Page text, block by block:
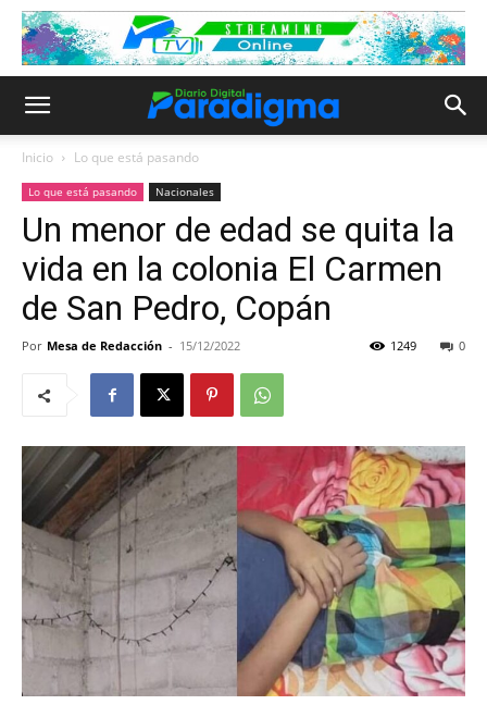
Inicio Lo que está pasando
Lo que está pasando Nacionales
Un menor de edad se quita la
vida en la colonia El Carmen
de San Pedro, Copán
Por Mesa de Redacción - 15/12/2022 0
1249